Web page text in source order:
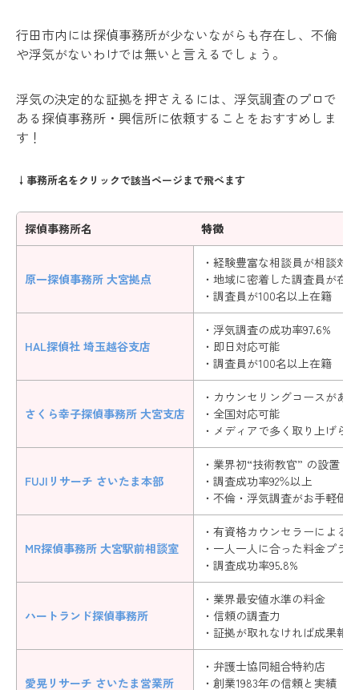
行田市内には探偵事務所が少ないながらも存在し、不倫
や浮気がないわけでは無いと言えるでしょう。
浮気の決定的な証拠を押さえるには、浮気調査のプロで
ある探偵事務所・興信所に依頼することをおすすめしま
す！
↓事務所名をクリックで該当ページまで飛べます
探偵事務所名 特徴
原一探偵事務所 大宮拠点
・経験豊富な相談員が相談対応
・地域に密着した調査員が在籍
・調査員が100名以上在籍
HAL探偵社 埼玉越谷支店
・浮気調査の成功率97.6%
・即日対応可能
・調査員が100名以上在籍
さくら幸子探偵事務所 大宮支店
・カウンセリングコースがある
・全国対応可能
・メディアで多く取り上げら
FUJIリサーチ さいたま本部
・業界初“技術教官” の設置
・調査成功率92％以上
・不倫・浮気調査がお手軽価格
MR探偵事務所 大宮駅前相談室
・有資格カウンセラーによる
・一人一人に合った料金プラ
・調査成功率95.8%
ハートランド探偵事務所
・業界最安値水準の料金
・信頼の調査力
・証拠が取れなければ成果報
愛晃リサーチ さいたま営業所
・弁護士協同組合特約店
・創業1983年の信頼と実績